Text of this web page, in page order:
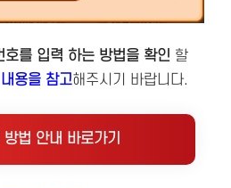
를 입력 하는 방법을 확인 할
용을 참고해주시기 바랍니다.
법 안내 바로가기